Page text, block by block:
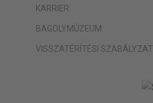
KARRIER
BAGOLYMÚZEUM
VISSZATÉRÍTÉSI SZABÁLYZAT